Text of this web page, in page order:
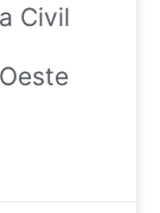
Civil